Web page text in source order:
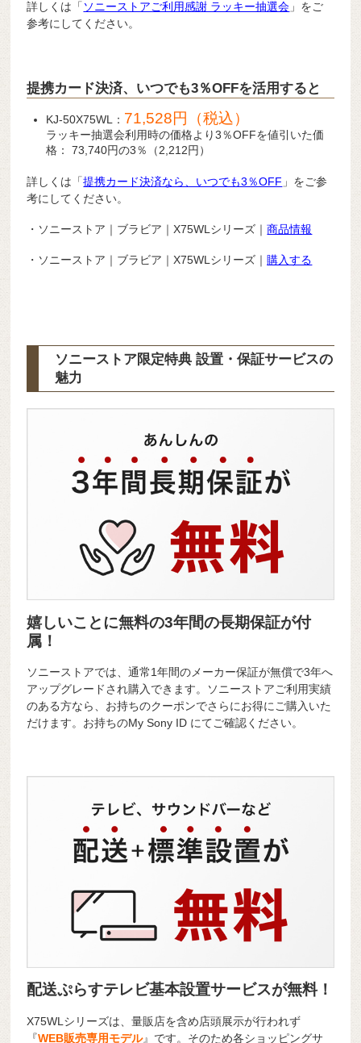
詳しくは「 ソニーストアご利用感謝 ラッキー抽選会 」をご
参考にしてください。
提携カード決済、いつでも3％OFFを活用すると
KJ-50X75WL： 71,528円（税込）
ラッキー抽選会利用時の価格より3％OFFを値引いた価
格： 73,740円の3％（2,212円）
詳しくは「提携カード決済なら、いつでも3％OFF 」をご参
考にしてください。
・ソニーストア｜ブラビア｜X75WLシリーズ｜商品情報
・ソニーストア｜ブラビア｜X75WLシリーズ｜ 購入する
ソニーストア限定特典 設置・保証サービスの
魅力
嬉しいことに無料の3年間の長期保証が付
属！
ソニーストアでは、通常1年間のメーカー保証が無償で3年へ
アップグレードされ購入できます。ソニーストアご利用実績
のある方なら、お持ちのクーポンでさらにお得にご購入いた
だけます。お持ちのMy Sony ID にてご確認ください。
配送ぷらすテレビ基本設置サービスが無料！
X75WLシリーズは、量販店を含め店頭展示が行われず
『WEB販売専用モデル』です。そのため各ショッピングサ